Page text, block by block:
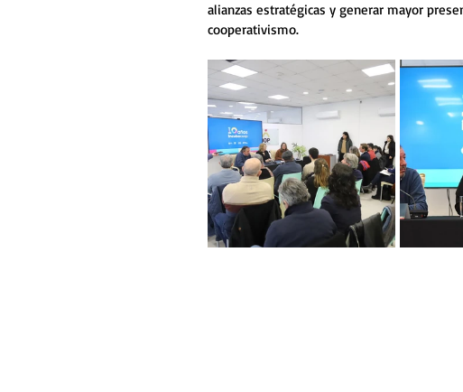
alianzas estratégicas y generar mayor
cooperativismo.